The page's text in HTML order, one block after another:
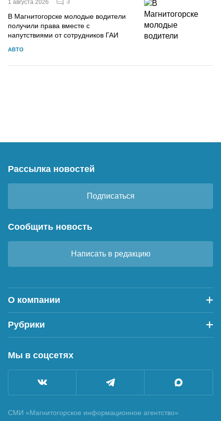
1 августа 2026 3
В Магнитогорске молодые водители
получили права вместе с
напутствиями от сотрудников ГАИ
АВТО
Рассылка новостей
Подписаться
Сообщить новость
Написать в редакцию
О компании
Рубрики
Мы в соцсетях
СМИ «Магнитогорское информационное агентство»